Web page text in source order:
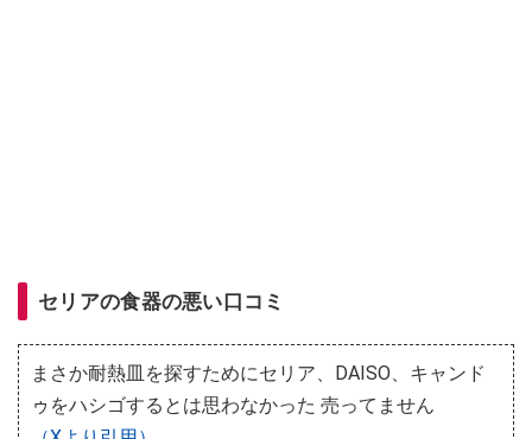
セリアの食器の悪い口コミ
まさか耐熱皿を探すためにセリア、DAISO、キャンド
ゥをハシゴするとは思わなかった 売ってません